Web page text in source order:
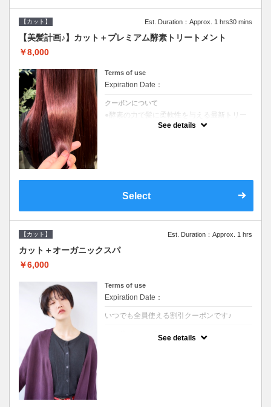
【カット】 Est. Duration：Approx. 1 hrs30 mins
【美髪計画♪】カット＋プレミアム酵素トリートメント
￥8,000
Terms of use
Expiration Date：
クーポンについて
●酵素の力で髪に柔軟性を与える最新トリー
トメント●ＳＢ込●長さ料金あり《こちらのク
ーポンご利用のお客様のみ》オリジナル酵素
See details
Select
【カット】 Est. Duration：Approx. 1 hrs
カット＋オーガニックスパ
￥6,000
Terms of use
Expiration Date：
いつでも全員使える割引クーポンです♪
See details